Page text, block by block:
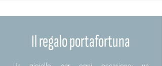
Il regalo portafortuna